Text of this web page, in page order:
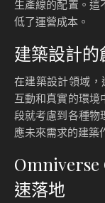
生產線的配置。這
低了運營成本。
建築設計的
在建築設計領域，
互動和真實的環境
段就考慮到各種物
應未來需求的建築
Omniverse
速落地